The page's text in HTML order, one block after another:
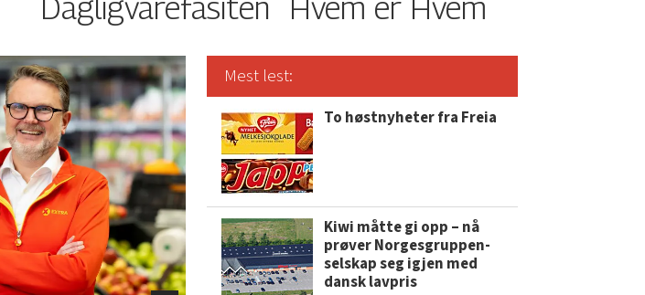
Mest lest:
To høstnyheter fra Freia
Kiwi måtte gi opp – nå
prøver Norgesgruppen-
selskap seg igjen med
dansk lavpris